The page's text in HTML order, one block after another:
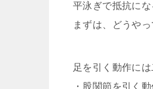
平泳ぎで抵抗にな
まずは、どうや
足を引く動作に
・股関節を引く